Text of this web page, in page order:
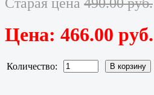
Цена: 466.00 руб.
Количество: